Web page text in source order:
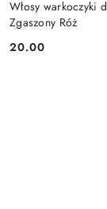
Włosy warkoczyki
Zgaszony Róż
Cena:
20.00